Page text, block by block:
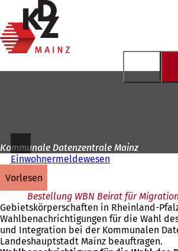
Inhalt anspringen
Startseite
Kommunale Datenzentrale Mainz
Einwohnermeldewesen
vorlesen
Bestellung WBN Beirat für
Gebietskörperschaften in Rheinland-
Wahlbenachrichtigungen für die Wahl
und Integration bei der Kommunalen
Landeshauptstadt Mainz beauftragen.